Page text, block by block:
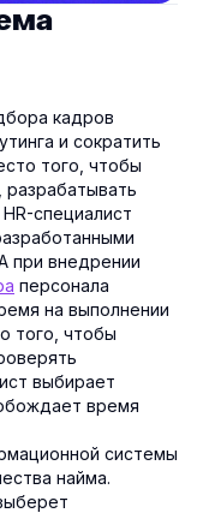
кадров
и сократить
того, чтобы
специалист
при внедрении
персонала
на выполнении
того, чтобы
выбирает
время
системы
найма.